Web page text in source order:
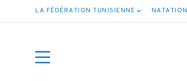
LA FÉDÉRATION TUNISIENNE NATATION